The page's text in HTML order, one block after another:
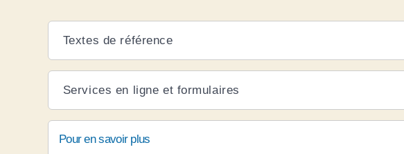
Textes de référence
Services en ligne et formulaires
Pour en savoir plus